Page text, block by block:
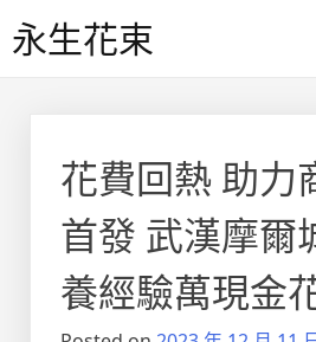
to永生花束
花費回熱 助力
首發 武漢摩爾
養經驗萬現金